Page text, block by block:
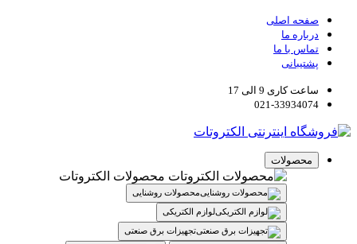
صفحه اصلی
درباره ما
تماس با ما
پشتیبانی
ساعت کاری 9 الی 17
021-33934074
محصولات
محصولات الکتروتات
محصولات روشنایی
لوازم الکتریکی
تجهیزات برق صنعتی